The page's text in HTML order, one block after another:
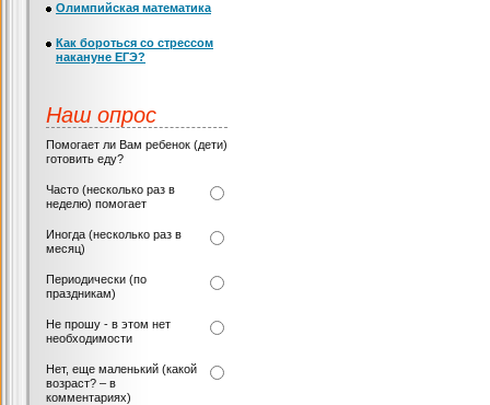
Олимпийская математика
Как бороться со стрессом
накануне ЕГЭ?
Наш опрос
Помогает ли Вам ребенок (дети)
готовить еду?
Часто (несколько раз в
неделю) помогает
Иногда (несколько раз в
месяц)
Периодически (по
праздникам)
Не прошу - в этом нет
необходимости
Нет, еще маленький (какой
возраст? – в
комментариях)